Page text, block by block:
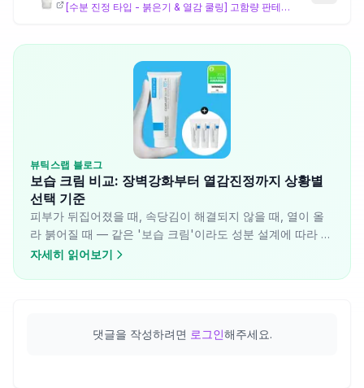
[수분 진정 타입 - 붉은기 & 열감 쿨링] 고함량 판테놀과 구아이아줄렌의 보랏빛 진정 조합. 자극받아 달아오른 피부 온도를 낮춰주는 쿨링 효과가 탁월함. 라로슈포제 밤이 너무 무겁게 느껴지거나, 얼굴에 열이 올라 붉어질 때 산뜻하게 흡수시켜 진정시키는 용도로 추천.
뷰틱스랩 블로그
보습 크림 비교: 장벽강화부터 열감진정까지 상황별
선택 기준
피부가 뒤집어졌을 때, 속당김이 해결되지 않을 때, 열이 올
라 붉어질 때 — 같은 '보습 크림'이라도 성분 설계에 따라 작
동 방식이 달라집니다. 라로슈포제, 에스트라, 피지오겔, 더
자세히 읽어보기
댓글을 작성하려면 로그인해주세요.